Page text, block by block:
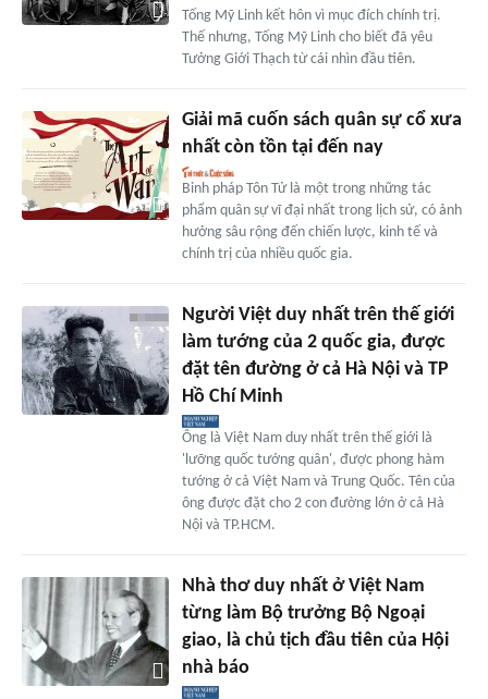
Tống Mỹ Linh kết hôn vì mục đích chính trị.
Thế nhưng, Tống Mỹ Linh cho biết đã yêu
Tưởng Giới Thạch từ cái nhìn đầu tiên.
Giải mã cuốn sách quân sự cổ xưa
nhất còn tồn tại đến nay
Binh pháp Tôn Tử là một trong những tác
phẩm quân sự vĩ đại nhất trong lịch sử, có ảnh
hưởng sâu rộng đến chiến lược, kinh tế và
chính trị của nhiều quốc gia.
Người Việt duy nhất trên thế giới
làm tướng của 2 quốc gia, được
đặt tên đường ở cả Hà Nội và TP
Hồ Chí Minh
Ông là Việt Nam duy nhất trên thế giới là
'lưỡng quốc tướng quân', được phong hàm
tướng ở cả Việt Nam và Trung Quốc. Tên của
ông được đặt cho 2 con đường lớn ở cả Hà
Nội và TP.HCM.
Nhà thơ duy nhất ở Việt Nam
từng làm Bộ trưởng Bộ Ngoại
giao, là chủ tịch đầu tiên của Hội
nhà báo